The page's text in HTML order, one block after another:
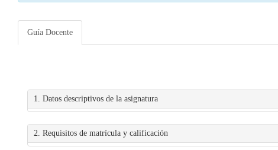
Guía Docente
1. Datos descriptivos de la asignatura
2. Requisitos de matrícula y calificación